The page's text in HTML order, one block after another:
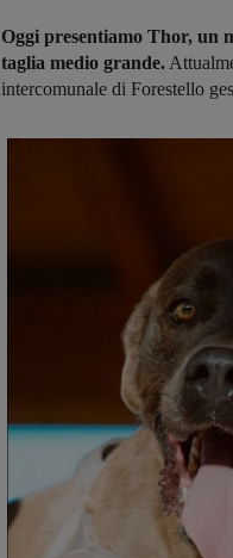
Oggi presentiamo Thor, un
taglia medio grande.
intercomunale di Forestello